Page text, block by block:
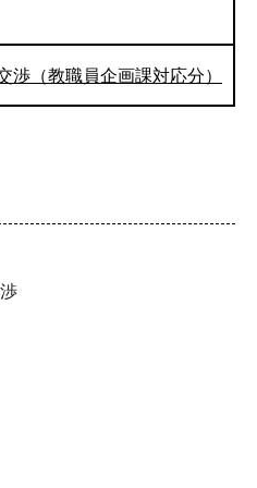
渉（教職員企画課対応分）